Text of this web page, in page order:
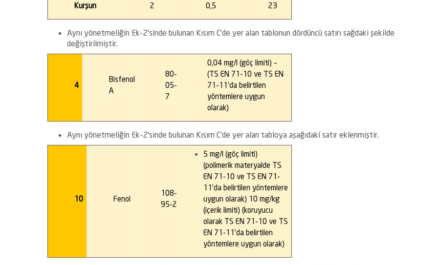
Kurşun 2 0,5 23
Aynı yönetmeliğin Ek-2’sinde bulunan Kısım C’de yer alan tablonun dördüncü satırı sağdaki şekilde
değiştirilmiştir.
4
Bisfenol
A
80-
05-
7
0,04 mg/l (göç limiti) –
(TS EN 71-10 ve TS EN
71-11’da belirtilen
yöntemlere uygun
olarak)
Aynı yönetmeliğin Ek-2’sinde bulunan Kısım C’de yer alan tabloya aşağıdaki satır eklenmiştir.
10 Fenol
108-
95-2
5 mg/l (göç limiti)
(polimerik materyalde TS
EN 71-10 ve TS EN 71-
11’da belirtilen yöntemlere
uygun olarak) 10 mg/kg
(içerik limiti) (koruyucu
olarak TS EN 71-10 ve TS
EN 71-11’da belirtilen
yöntemlere uygun olarak)